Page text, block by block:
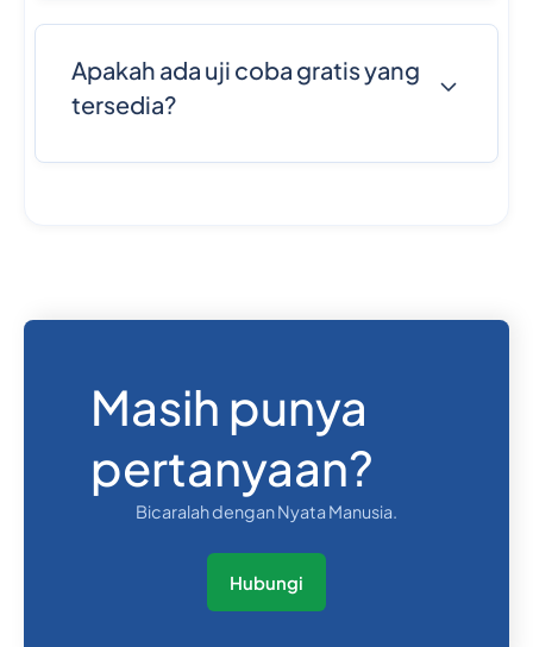
Apakah ada uji coba gratis yang
tersedia?
Masih punya
pertanyaan?
Bicaralah denganNyata Manusia.
Hubungi